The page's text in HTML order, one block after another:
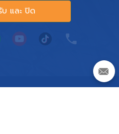
และ ปิด